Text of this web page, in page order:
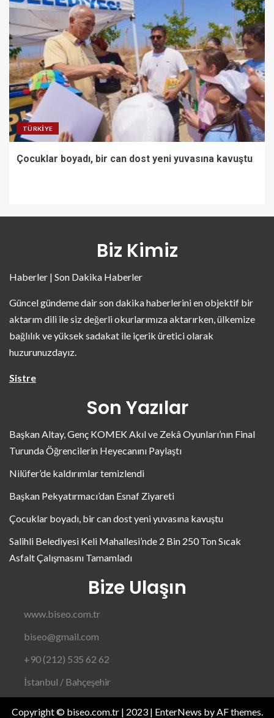
TÜRKIYE
Çocuklar boyadı, bir can dost yeni yuvasına kavuştu
Biz Kimiz
Haberler | Son Dakika Haberler
Güncel gündeme dair son dakika haberlerini en objektif bir
aktarım dili ile siz değerli okurlarımıza aktarırken, ülkemize
bağlılık ve yüksek sadakat ile içerik üretici olarak
huzurunuzdayız.
Sistre
Son Yazılar
Başkan Altay, Genç KOMEK Akıl ve Zekâ Oyunları’nın Final
Turunda Öğrencilerin Heyecanını Paylaştı
Nilüfer’de kaldırımlar temizlendi
Başkan Pekyatırmacı’dan Esnaf Ziyareti
Çocuklar boyadı, bir can dost yeni yuvasına kavuştu
Salihli Belediyesi Keli Mahallesi’nde 2 Bin 250 Ton Sıcak
Asfalt Çalışmasını Tamamladı
Bize Ulaşın
www.biseo.com.tr
biseo@gmail.com
+90 (212) 535 62 62
İstanbul / Bahçeşehir
Copyright © biseo.com.tr | 2023 | EnterNews by AF themes.